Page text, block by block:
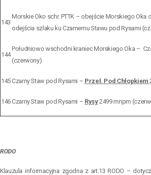
143
Morskie Oko schr. PTTK – obejście Morskiego Oka
odejścia szlaku ku Czarnemu Stawu pod Rysami
144
Południowo wschodni kraniec Morskiego Oka –
(czerwony)
145Czarny Staw pod Rysami – Przeł. Pod Chłopkiem
146Czarny Staw pod Rysami – Rysy2499 mnpm
RODO
Klauzula informacyjna zgodna z art.13 RODO –